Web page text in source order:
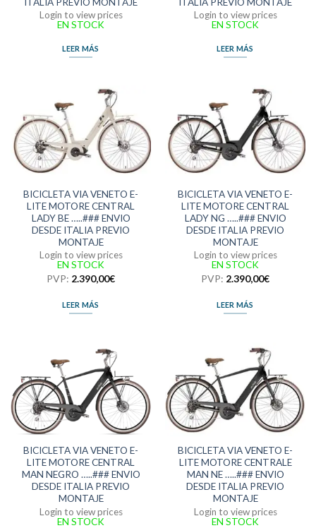
Login to view prices
EN STOCK
LEER MÁS
Login to view prices
EN STOCK
LEER MÁS
BICICLETA VIA VENETO E-
LITE MOTORE CENTRAL
LADY BE …..### ENVIO
DESDE ITALIA PREVIO
MONTAJE
Login to view prices
EN STOCK
PVP: 2.390,00€
LEER MÁS
BICICLETA VIA VENETO E-
LITE MOTORE CENTRAL
LADY NG …..### ENVIO
DESDE ITALIA PREVIO
MONTAJE
Login to view prices
EN STOCK
PVP: 2.390,00€
LEER MÁS
BICICLETA VIA VENETO E-
LITE MOTORE CENTRAL
MAN NEGRO …..### ENVIO
DESDE ITALIA PREVIO
MONTAJE
Login to view prices
EN STOCK
BICICLETA VIA VENETO E-
LITE MOTORE CENTRALE
MAN NE …..### ENVIO
DESDE ITALIA PREVIO
MONTAJE
Login to view prices
EN STOCK